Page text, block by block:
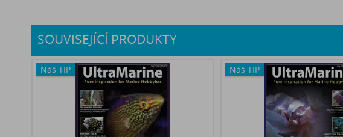
SOUVISEJÍCÍ PRODUKTY
Náš TIP Náš TIP